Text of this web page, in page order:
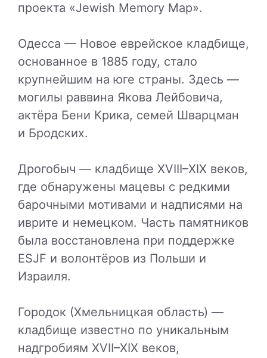
проекта «Jewish Memory Map».
Одесса — Новое еврейское кладбище,
основанное в 1885 году, стало
крупнейшим на юге страны. Здесь —
могилы раввина Якова Лейбовича,
актёра Бени Крика, семей Шварцман
и Бродских.
Дрогобыч — кладбище XVIII–XIX веков,
где обнаружены мацевы с редкими
барочными мотивами и надписями на
иврите и немецком. Часть памятников
была восстановлена при поддержке
ESJF и волонтёров из Польши и
Израиля.
Городок (Хмельницкая область) —
кладбище известно по уникальным
надгробиям XVII–XIX веков,